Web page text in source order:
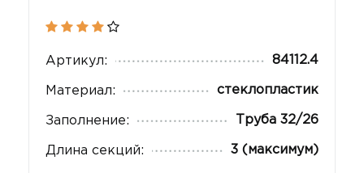
Артикул: 84112.4
Материал: стеклопластик
Заполнение: Труба 32/26
Длина секций: 3 (максимум)